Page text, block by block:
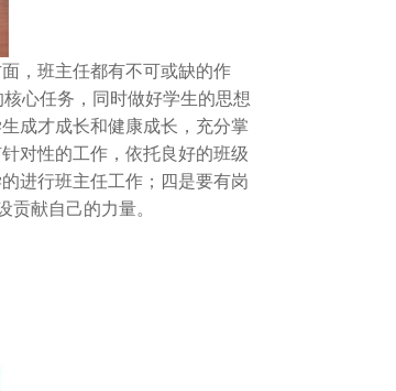
，班主任都有不可或缺的作
心任务，同时做好学生的思想
成才成长和健康成长，充分掌
对性的工作，依托良好的班级
进行班主任工作；四是要有岗
贡献自己的力量。